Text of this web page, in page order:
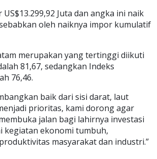
Juta dan angka ini naik
oleh naiknya impor kumulatif
merupakan yang tertinggi diikuti
81,67, sedangkan Indeks
76,46.
baik dari sisi darat, laut
prioritas, kami dorong agar
jalan bagi lahirnya investasi
kegiatan ekonomi tumbuh,
masyarakat dan industri.”